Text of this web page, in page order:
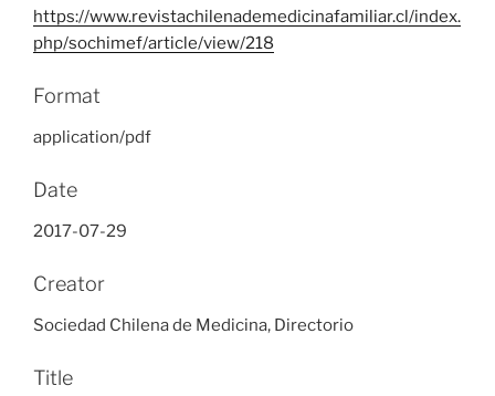
https://www.revistachilenademedicinafamiliar.cl/index.
php/sochimef/article/view/218
Format
application/pdf
Date
2017-07-29
Creator
Sociedad Chilena de Medicina, Directorio
Title